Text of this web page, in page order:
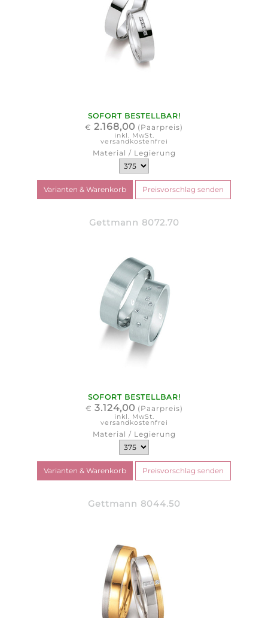
SOFORT BESTELLBAR!
€ 2.168,00 (Paarpreis)
inkl. MwSt.
versandkostenfrei
Material / Legierung
Gettmann 8072.70
SOFORT BESTELLBAR!
€ 3.124,00 (Paarpreis)
inkl. MwSt.
versandkostenfrei
Material / Legierung
Gettmann 8044.50